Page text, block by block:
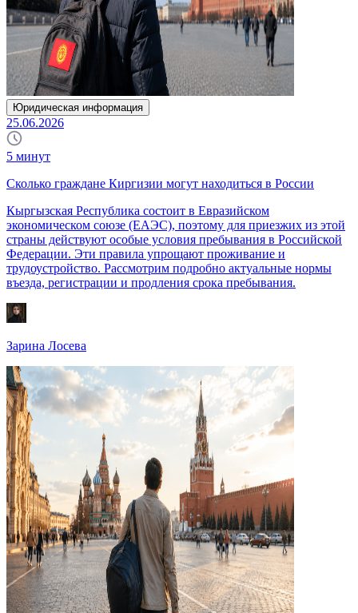
Юридическая информация
25.06.2026
5 минут
Сколько граждане Киргизии могут находиться в России
Кыргызская Республика состоит в Евразийском
экономическом союзе (ЕАЭС), поэтому для приезжих из этой
страны действуют особые условия пребывания в Российской
Федерации. Эти правила упрощают проживание и
трудоустройство. Рассмотрим подробно актуальные нормы
въезда, регистрации и продления срока пребывания.
Зарина Лосева